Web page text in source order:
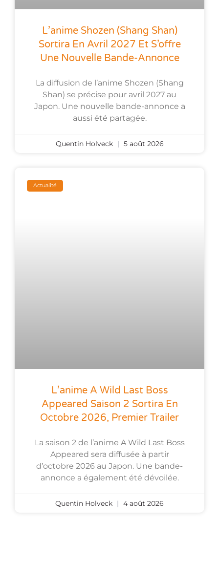
L’anime Shozen (Shang Shan)
Sortira En Avril 2027 Et S’offre
Une Nouvelle Bande-Annonce
La diffusion de l’anime Shozen (Shang
Shan) se précise pour avril 2027 au
Japon. Une nouvelle bande-annonce a
aussi été partagée.
Quentin Holveck 5 août 2026
Actualité
L’anime A Wild Last Boss
Appeared Saison 2 Sortira En
Octobre 2026, Premier Trailer
La saison 2 de l’anime A Wild Last Boss
Appeared sera diffusée à partir
d’octobre 2026 au Japon. Une bande-
annonce a également été dévoilée.
Quentin Holveck 4 août 2026